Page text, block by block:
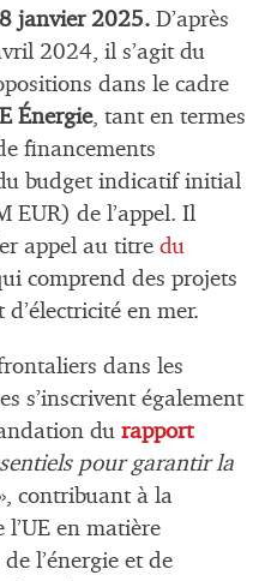
janvier 2025. D’après
2024, il s’agit du
dans le cadre
Énergie, tant en termes
financements
budget indicatif initial
EUR) de l’appel. Il
appel au titre du
comprend des projets
d’électricité en mer.
dans les
s’inscrivent également
du rapport
pour garantir la
contribuant à la
en matière
l’énergie et de